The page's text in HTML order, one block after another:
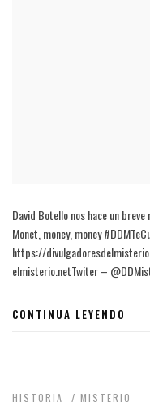
David Botello nos hace un
Monet, money, money
https://
elmisterio.netTwiter –
CONTINUA LEYENDO
HISTORIA / MISTERIO